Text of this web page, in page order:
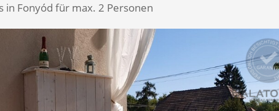
in Fonyód für max. 2 Personen